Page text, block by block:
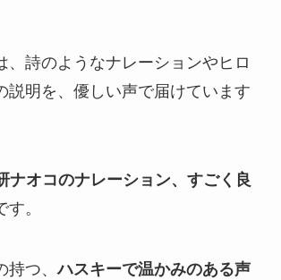
、詩のようなナレーションやヒロ
説明を、優しい声で届けています
ナオコのナレーション、すごく良
す。
持つ、ハスキーで温かみのある声